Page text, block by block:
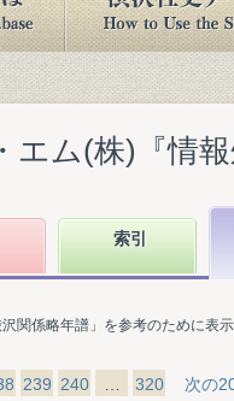
エム(株)『情
索引
沢関係略年譜」を参考のために表
239 240 320 次の